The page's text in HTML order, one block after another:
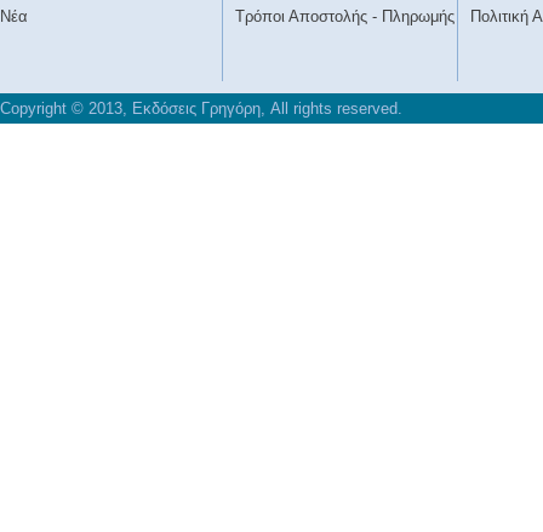
Νέα
Τρόποι Αποστολής - Πληρωμής
Πολιτική
Copyright © 2013, Εκδόσεις Γρηγόρη, All rights reserved.